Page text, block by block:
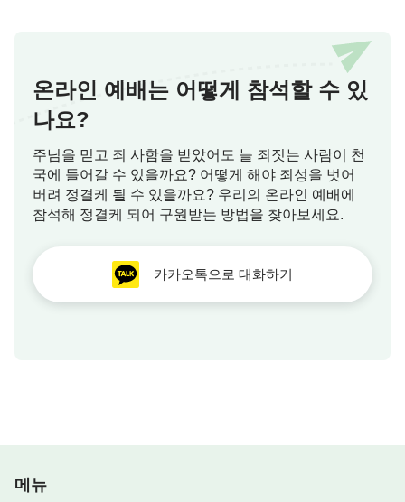
온라인 예배는 어떻게 참석할 수 있
나요?
주님을 믿고 죄 사함을 받았어도 늘 죄짓는 사람이 천
국에 들어갈 수 있을까요? 어떻게 해야 죄성을 벗어
버려 정결케 될 수 있을까요? 우리의 온라인 예배에
참석해 정결케 되어 구원받는 방법을 찾아보세요.
카카오톡으로 대화하기
메뉴